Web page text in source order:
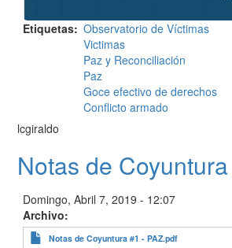
Etiquetas Observatorio de Víctimas
Victimas
Paz y Reconciliación
Paz
Goce efectivo de derechos
Conflicto armado
lcgiraldo
Notas de
Domingo, Abril 7, 2019 - 12:07
Archivo
Notas de Coyuntura #1 - PAZ.pdf